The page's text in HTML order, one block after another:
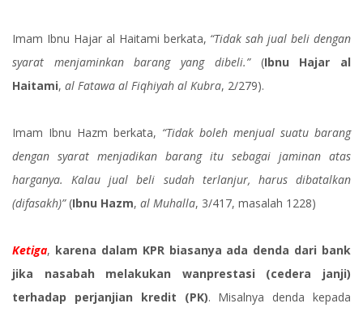
Imam Ibnu Hajar al Haitami berkata, “Tidak sah jual beli dengan
syarat menjaminkan barang yang dibeli.”(Ibnu Hajar al
Haitami, al Fatawa al Fiqhiyah al Kubra, 2/279).
Imam Ibnu Hazm berkata, “Tidak boleh menjual suatu barang
dengan syarat menjadikan barang itu sebagai jaminan atas
harganya. Kalau jual beli sudah terlanjur, harus dibatalkan
(difasakh)”(Ibnu Hazm, al Muhalla, 3/417, masalah 1228)
Ketiga, karena dalam KPR biasanya ada denda dari bank
jika nasabah melakukan wanprestasi (cedera janji)
terhadap perjanjian kredit (PK). Misalnya denda kepada